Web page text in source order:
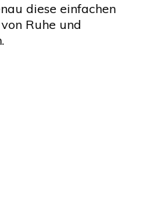
diese einfachen
Ruhe und